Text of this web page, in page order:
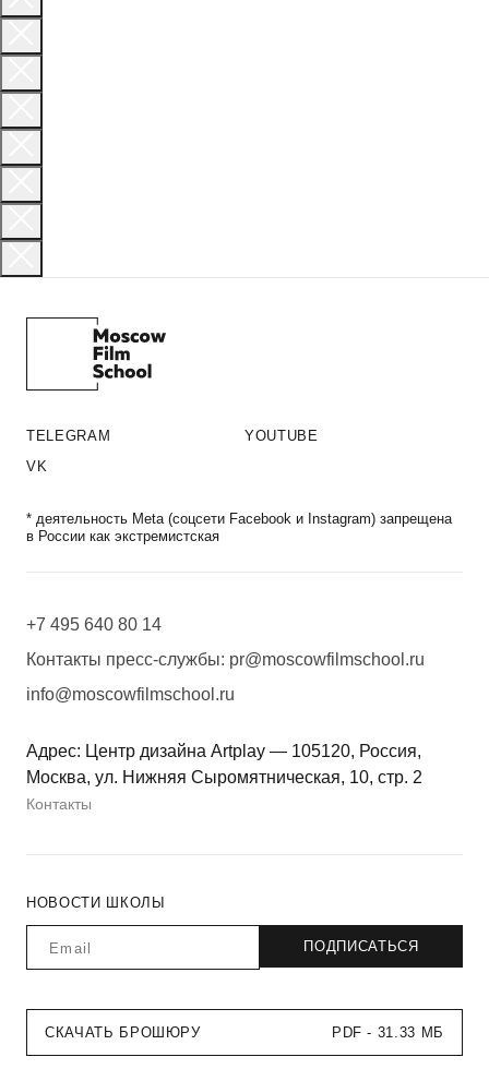
TELEGRAM
YOUTUBE
VK
* деятельность Meta (соцсети Facebook и Instagram) запрещена
в России как экстремистская
+7 495 640 80 14
Контакты пресс-службы: pr@moscowfilmschool.ru
info@moscowfilmschool.ru
Адрес: Центр дизайна Artplay — 105120, Россия,
Москва, ул. Нижняя Сыромятническая, 10, стр. 2
Контакты
НОВОСТИ ШКОЛЫ
СКАЧАТЬ БРОШЮРУ PDF - 31.33 МБ